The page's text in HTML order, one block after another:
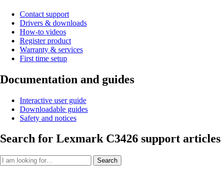
Contact support
Drivers & downloads
How-to videos
Register product
Warranty & services
First time setup
Documentation and guides
Interactive user guide
Downloadable guides
Safety and notices
Search for Lexmark C3426 support articles
Search